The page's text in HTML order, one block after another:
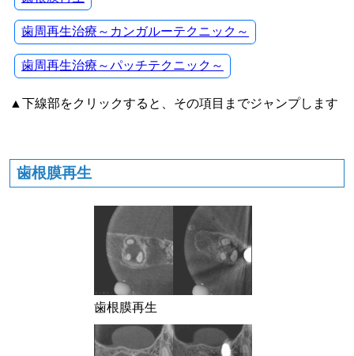
歯周再生治療～カンガルーテクニック～
歯周再生治療～パッチテクニック～
▲下線部をクリックすると、その項目までジャンプします
歯根膜再生
歯根膜再生